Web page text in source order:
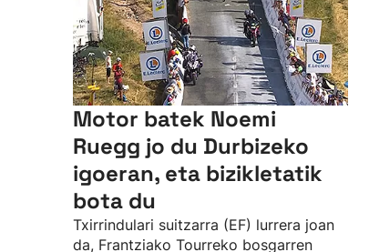
Motor batek Noemi
Ruegg jo du Durbizeko
igoeran, eta bizikletatik
bota du
Txirrindulari suitzarra (EF) lurrera joan
da, Frantziako Tourreko bosgarren